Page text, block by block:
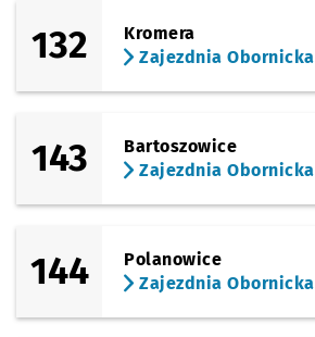
132
Kromera
Zajezdnia Obornicka
143
Bartoszowice
Zajezdnia Obornicka
144
Polanowice
Zajezdnia Obornicka